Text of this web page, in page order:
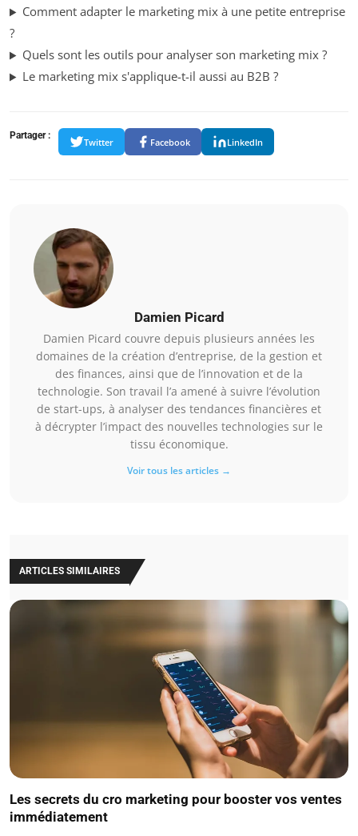
Comment adapter le marketing mix à une petite entreprise
?
Quels sont les outils pour analyser son marketing mix ?
Le marketing mix s'applique-t-il aussi au B2B ?
Partager :
Twitter Facebook LinkedIn
Damien Picard
Damien Picard couvre depuis plusieurs années les
domaines de la création d’entreprise, de la gestion et
des finances, ainsi que de l’innovation et de la
technologie. Son travail l’a amené à suivre l’évolution
de start-ups, à analyser des tendances financières et
à décrypter l’impact des nouvelles technologies sur le
tissu économique.
Voir tous les articles →
ARTICLES SIMILAIRES
Les secrets du cro marketing pour booster vos ventes
immédiatement